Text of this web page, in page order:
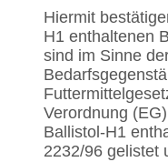
Hiermit
H1 enthaltenen
sind im Sinne
Verordnung
Ballistol-H1
2232/96 gelistet